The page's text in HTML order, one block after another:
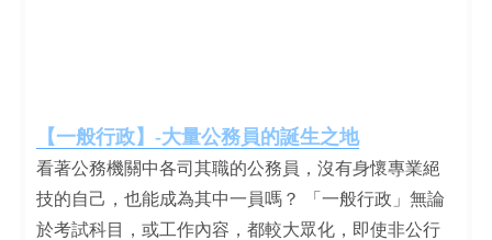
【一般行政】-大量公務員的誕生之地
看著公務機關中各司其職的公務員，沒有身懷專業絕
技的自己，也能成為其中一員嗎？ 「一般行政」無論
於考試科目，或工作內容，都較大眾化，即使非公行